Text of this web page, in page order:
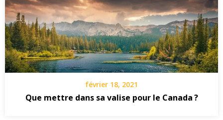
février 18, 2021
Que mettre dans sa valise pour le Canada ?